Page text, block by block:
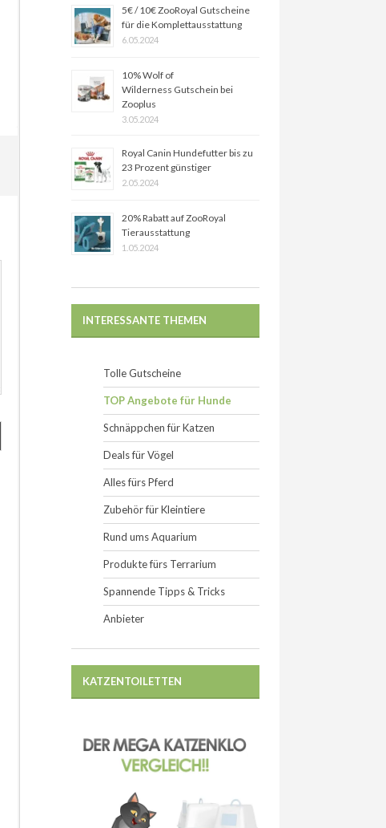
5€ / 10€ ZooRoyal Gutscheine
für die Komplettausstattung
6.05.2024
10% Wolf of
Wilderness Gutschein bei
Zooplus
3.05.2024
Royal Canin Hundefutter bis zu
23 Prozent günstiger
2.05.2024
20% Rabatt auf ZooRoyal
Tierausstattung
1.05.2024
INTERESSANTE THEMEN
Tolle Gutscheine
TOP Angebote für Hunde
Schnäppchen für Katzen
Deals für Vögel
Alles fürs Pferd
Zubehör für Kleintiere
Rund ums Aquarium
Produkte fürs Terrarium
Spannende Tipps & Tricks
Anbieter
KATZENTOILETTEN